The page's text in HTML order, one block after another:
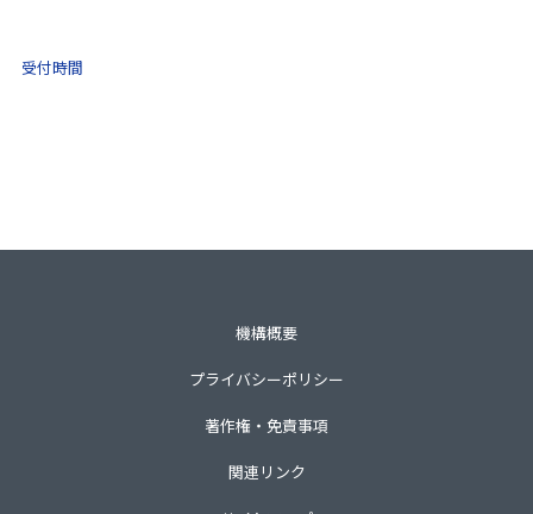
受付時間
機構概要
プライバシーポリシー
著作権・免責事項
関連リンク